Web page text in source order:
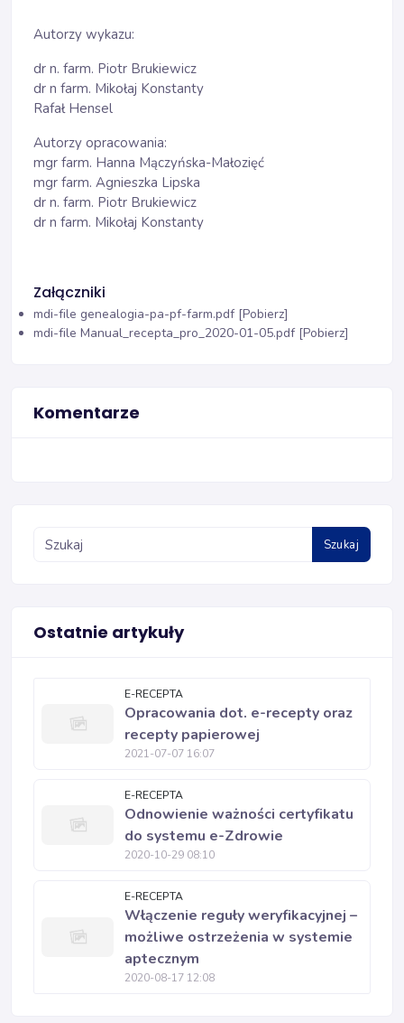
Autorzy wykazu:
dr n. farm. Piotr Brukiewicz
dr n farm. Mikołaj Konstanty
Rafał Hensel
Autorzy opracowania:
mgr farm. Hanna Mączyńska-Małozięć
mgr farm. Agnieszka Lipska
dr n. farm. Piotr Brukiewicz
dr n farm. Mikołaj Konstanty
Załączniki
mdi-file genealogia-pa-pf-farm.pdf [Pobierz]
mdi-file Manual_recepta_pro_2020-01-05.pdf [Pobierz]
Komentarze
Szukaj
Ostatnie artykuły
E-RECEPTA
Opracowania dot. e-recepty oraz
recepty papierowej
2021-07-07 16:07
E-RECEPTA
Odnowienie ważności certyfikatu
do systemu e-Zdrowie
2020-10-29 08:10
E-RECEPTA
Włączenie reguły weryfikacyjnej –
możliwe ostrzeżenia w systemie
aptecznym
2020-08-17 12:08